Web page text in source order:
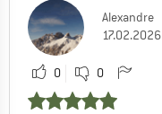
Alexandre
17.02.2026
0 0